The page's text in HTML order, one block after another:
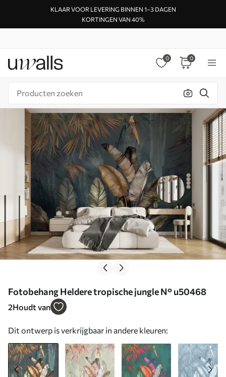
KLAAR VOOR LEVERING BINNEN 1–3 DAGEN
KORTINGEN VAN 40%
0 0
Fotobehang Heldere tropische jungle N° u50468
2Houdt van
Dit ontwerp is verkrijgbaar in andere kleuren: